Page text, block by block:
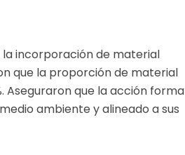
incorporación de material
que la proporción de material
Aseguraron que la acción forma
ambiente y alineado a sus